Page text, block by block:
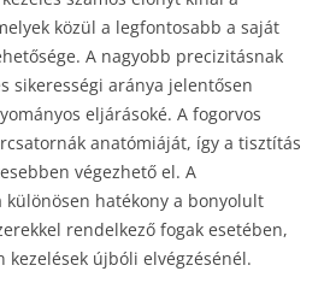
közül a legfontosabb a saját
A nagyobb precizitásnak
sikerességi aránya jelentősen
eljárásoké. A fogorvos
anatómiáját, így a tisztítás
végezhető el. A
különösen hatékony a bonyolult
rendelkező fogak esetében,
kezelések újbóli elvégzésénél.